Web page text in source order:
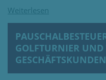
GOLFTURNIER